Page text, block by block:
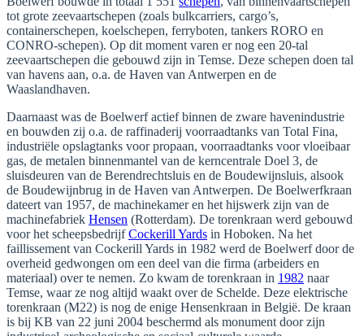
tot grote zeevaartschepen (zoals bulkcarriers, cargo’s,
containerschepen, koelschepen, ferryboten, tankers RORO en
CONRO-schepen). Op dit moment varen er nog een 20-tal
zeevaartschepen die gebouwd zijn in Temse. Deze schepen doen tal
van havens aan, o.a. de Haven van Antwerpen en de
Waaslandhaven.
Daarnaast was de Boelwerf actief binnen de zware havenindustrie
en bouwden zij o.a. de raffinaderij voorraadtanks van Total Fina,
industriële opslagtanks voor propaan, voorraadtanks voor vloeibaar
gas, de metalen binnenmantel van de kerncentrale Doel 3, de
sluisdeuren van de Berendrechtsluis en de Boudewijnsluis, alsook
de Boudewijnbrug in de Haven van Antwerpen. De Boelwerfkraan
dateert van 1957, de machinekamer en het hijswerk zijn van de
machinefabriek Hensen (Rotterdam). De torenkraan werd gebouwd
voor het scheepsbedrijfCockerill Yards in Hoboken. Na het
faillissement van Cockerill Yards in 1982 werd de Boelwerf door de
overheid gedwongen om een deel van die firma (arbeiders en
materiaal) over te nemen. Zo kwam de torenkraan in 1982 naar
Temse, waar ze nog altijd waakt over de Schelde. Deze elektrische
torenkraan (M22) is nog de enige Hensenkraan in België. De kraan
is bij KB van 22 juni 2004 beschermd als monument door zijn